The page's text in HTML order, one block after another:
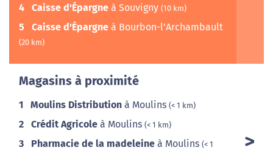
4 Caisse d'Épargne à Souvigny (10 km)
5 Caisse d'Épargne à Bourbon-l'Archambault
(20 km)
Magasins à proximité
1 Moulins Distribution à Moulins (< 1 km)
2 Crédit Agricole à Moulins (< 1 km)
3 Pharmacie de la madeleine à Moulins (< 1